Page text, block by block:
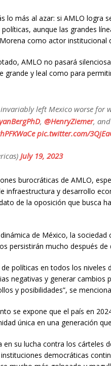
lo más al azar: si AMLO logra
aunque las grandes
como actor institucional
AMLO no pasará
grande y leal como para
left Mexico worse for
, @HenryZiemer,
pic.twitter.com/
July 19, 2023
burocráticas de AMLO,
infraestructura y desarrollo
de la oposición que busca
de México, la sociedad
persistirán mucho después de
políticas en todos los niveles
negativas y generar cambios
y posibilidades”, se
se expone que el país en
única en una generación
en su lucha contra los cárteles
democráticas